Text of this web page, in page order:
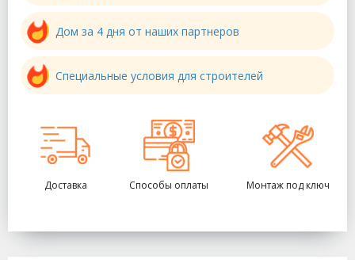
Дом за 4 дня от наших партнеров
Специальные условия для строителей
Доставка Способы оплаты Монтаж под ключ